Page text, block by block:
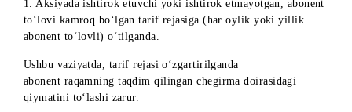
(88)702, (88)703, (88)707, (97)008, (97)009, (97)202,
(88)800.
ro‘yxatini belgilash huquqini o‘zida saqlab qoladi.
Raqamlar soni – cheklangan.